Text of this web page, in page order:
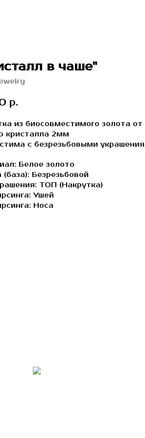
в чаше"
р.
из биосовместимого золота
кристалла 2мм
с безрезьбовыми
Белое золото
(база): Безрезьбовой
ТОП (Накрутка)
Ушей
Носа